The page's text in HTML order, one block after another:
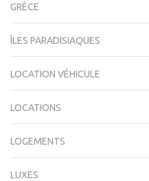
GRÈCE
ÎLES PARADISIAQUES
LOCATION VÉHICULE
LOCATIONS
LOGEMENTS
LUXES